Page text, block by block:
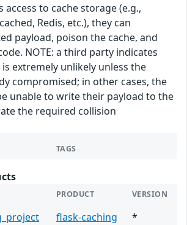
access to cache storage (e.g.,
Redis, etc.), they can
payload, poison the cache, and
NOTE: a third party indicates
extremely unlikely unless the
compromised; in other cases, the
unable to write their payload to the
the required collision
TAGS
PRODUCT VERSION
flask-caching *